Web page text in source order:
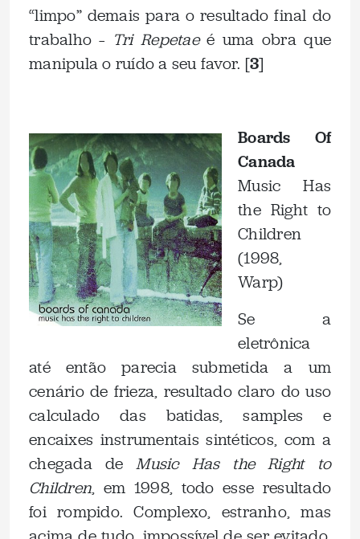
“limpo” demais para o resultado final do
trabalho – Tri Repetaeé uma obra que
manipula o ruído a seu favor. [3]
Boards Of
Canada
Music Has
the Right to
Children
(1998,
Warp)
Se a
eletrônica
até então parecia submetida a um
cenário de frieza, resultado claro do uso
calculado das batidas, samples e
encaixes instrumentais sintéticos, com a
chegada deMusic Has the Right to
Children, em 1998, todo esse resultado
foi rompido. Complexo, estranho, mas